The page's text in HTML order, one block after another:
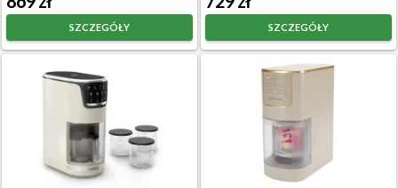
SZCZEGÓŁY SZCZEGÓŁY